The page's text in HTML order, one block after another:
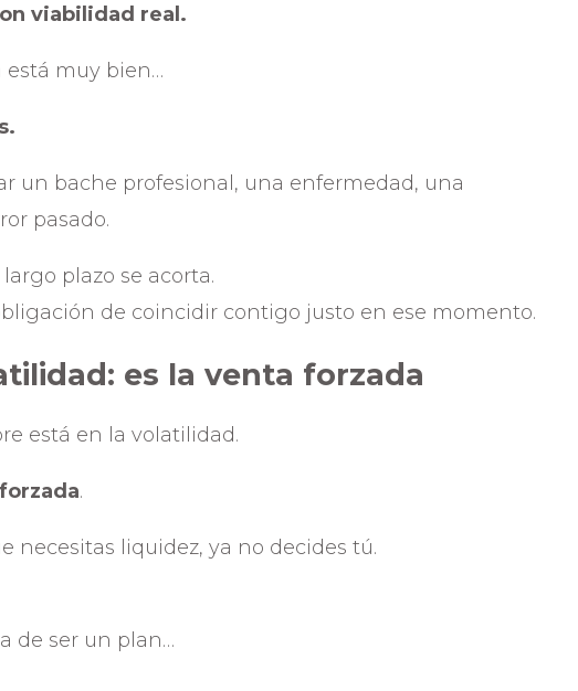
viabilidad real.
está muy bien…
un bache profesional, una enfermedad, una
pasado.
plazo se acorta.
de coincidir contigo justo en ese momento.
es la venta forzada
está en la volatilidad.
.
necesitas liquidez, ya no decides tú.
de ser un plan…